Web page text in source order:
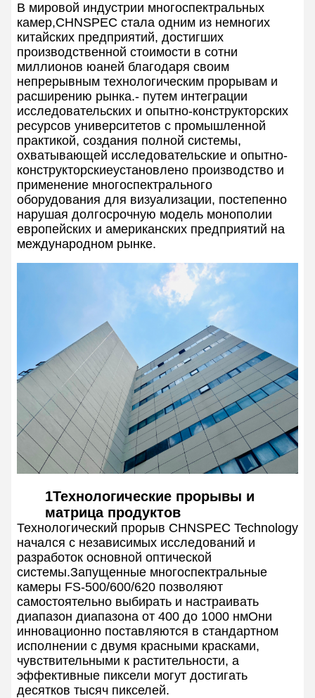
В мировой индустрии многоспектральных
камер,CHNSPEC стала одним из немногих
китайских предприятий, достигших
производственной стоимости в сотни
миллионов юаней благодаря своим
непрерывным технологическим прорывам и
расширению рынка.- путем интеграции
исследовательских и опытно-конструкторских
ресурсов университетов с промышленной
практикой, создания полной системы,
охватывающей исследовательские и опытно-
конструкторскиеустановлено производство и
применение многоспектрального
оборудования для визуализации, постепенно
нарушая долгосрочную модель монополии
европейских и американских предприятий на
международном рынке.
1Технологические прорывы и
матрица продуктов
Технологический прорыв CHNSPEC Technology
начался с независимых исследований и
разработок основной оптической
системы.Запущенные многоспектральные
камеры FS-500/600/620 позволяют
самостоятельно выбирать и настраивать
диапазон диапазона от 400 до 1000 нмОни
инновационно поставляются в стандартном
исполнении с двумя красными красками,
чувствительными к растительности, а
эффективные пиксели могут достигать
десятков тысяч пикселей.